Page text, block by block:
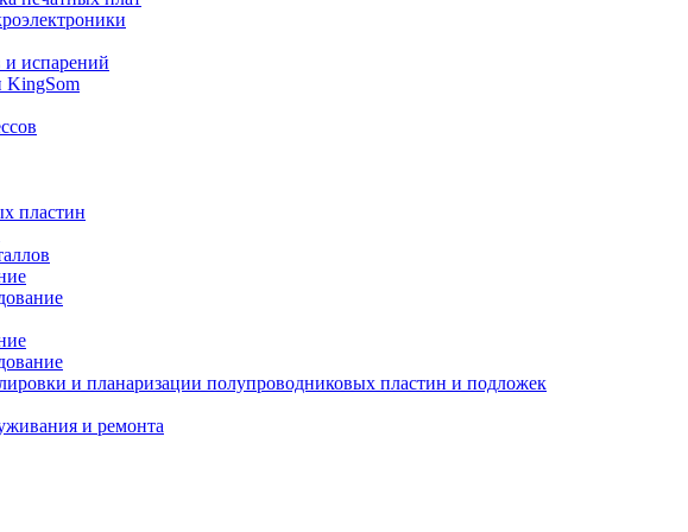
и испарений
KingSom
пластин
и планаризации полупроводниковых пластин и подложек
и ремонта